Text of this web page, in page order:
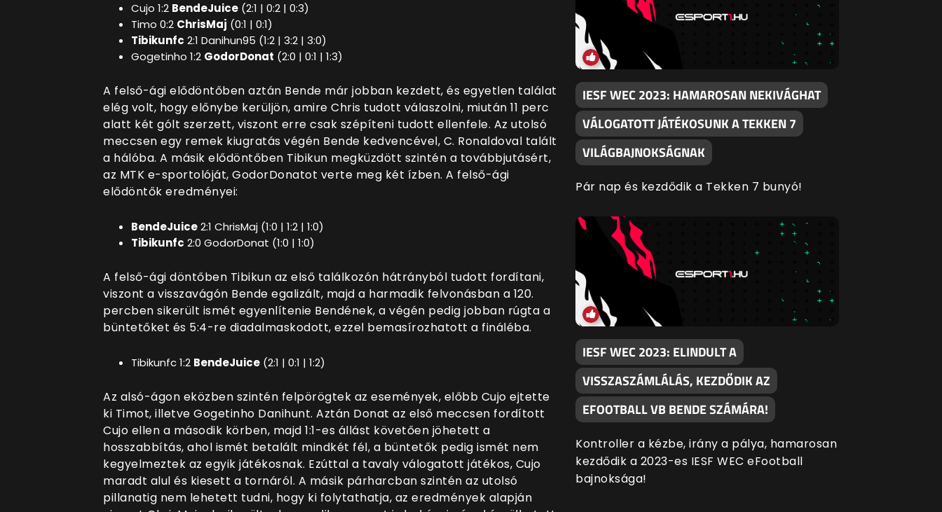
Cujo 1:2 BendeJuice (2:1 | 0:2 | 0:3)
Timo 0:2 ChrisMaj (0:1 | 0:1)
Tibikunfc 2:1 Danihun95 (1:2 | 3:2 | 3:0)
Gogetinho 1:2 GodorDonat (2:0 | 0:1 | 1:3)
A felső-ági elődöntőben aztán Bende már jobban kezdett, és egyetlen találat
elég volt, hogy előnybe kerüljön, amire Chris tudott válaszolni, miután 11 perc
alatt két gólt szerzett, viszont erre csak szépíteni tudott ellenfele. Az utolsó
meccsen egy remek kiugratás végén Bende kedvencével, C. Ronaldoval talált
a hálóba. A másik elődöntőben Tibikun megküzdött szintén a továbbjutásért,
az MTK e-sportolóját, GodorDonatot verte meg két ízben. A felső-ági
elődöntők eredményei:
BendeJuice2:1 ChrisMaj (1:0 | 1:2 | 1:0)
Tibikunfc 2:0 GodorDonat (1:0 | 1:0)
A felső-ági döntőben Tibikun az első találkozón hátrányból tudott fordítani,
viszont a visszavágón Bende egalizált, majd a harmadik felvonásban a 120.
percben sikerült ismét egyenlítenie Bendének, a végén pedig jobban rúgta a
büntetőket és 5:4-re diadalmaskodott, ezzel bemasírozhatott a fináléba.
Tibikunfc 1:2 BendeJuice (2:1 | 0:1 | 1:2)
Az alsó-ágon eközben szintén felpörögtek az események, előbb Cujo ejtette
ki Timot, illetve Gogetinho Danihunt. Aztán Donat az első meccsen fordított
Cujo ellen a második körben, majd 1:1-es állást követően jöhetett a
hosszabbítás, ahol ismét betalált mindkét fél, a büntetők pedig ismét nem
kegyelmeztek az egyik játékosnak. Ezúttal a tavaly válogatott játékos, Cujo
maradt alul és kiesett a tornáról. A másik párharcban szintén az utolsó
pillanatig nem lehetett tudni, hogy ki folytathatja, az eredmények alapján
IESF WEC 2023: HAMAROSAN NEKIVÁGHAT
VÁLOGATOTT JÁTÉKOSUNK A TEKKEN 7
VILÁGBAJNOKSÁGNAK
Pár nap és kezdődik a Tekken 7 bunyó!
IESF WEC 2023: ELINDULT A
VISSZASZÁMLÁLÁS, KEZDŐDIK AZ
EFOOTBALL VB BENDE SZÁMÁRA!
Kontroller a kézbe, irány a pálya, hamarosan
kezdődik a 2023-es IESF WEC eFootball
bajnoksága!